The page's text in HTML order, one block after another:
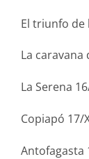
El triunfo de
La caravana
La Serena
Copiapó 17/
Antofagasta